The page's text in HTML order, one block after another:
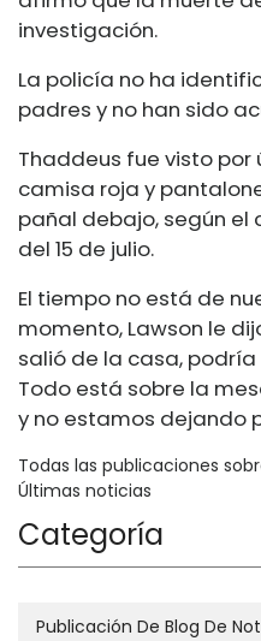
investigación.
La policía no ha
padres y no han sido
Thaddeus fue visto por
camisa roja y
pañal debajo, según el
del 15 de julio.
El tiempo no está de
momento, Lawson le
salió de la casa,
Todo está sobre la
y no estamos dejando
Todas las publicaciones
Últimas noticias
Categoría
Publicación De Blog De